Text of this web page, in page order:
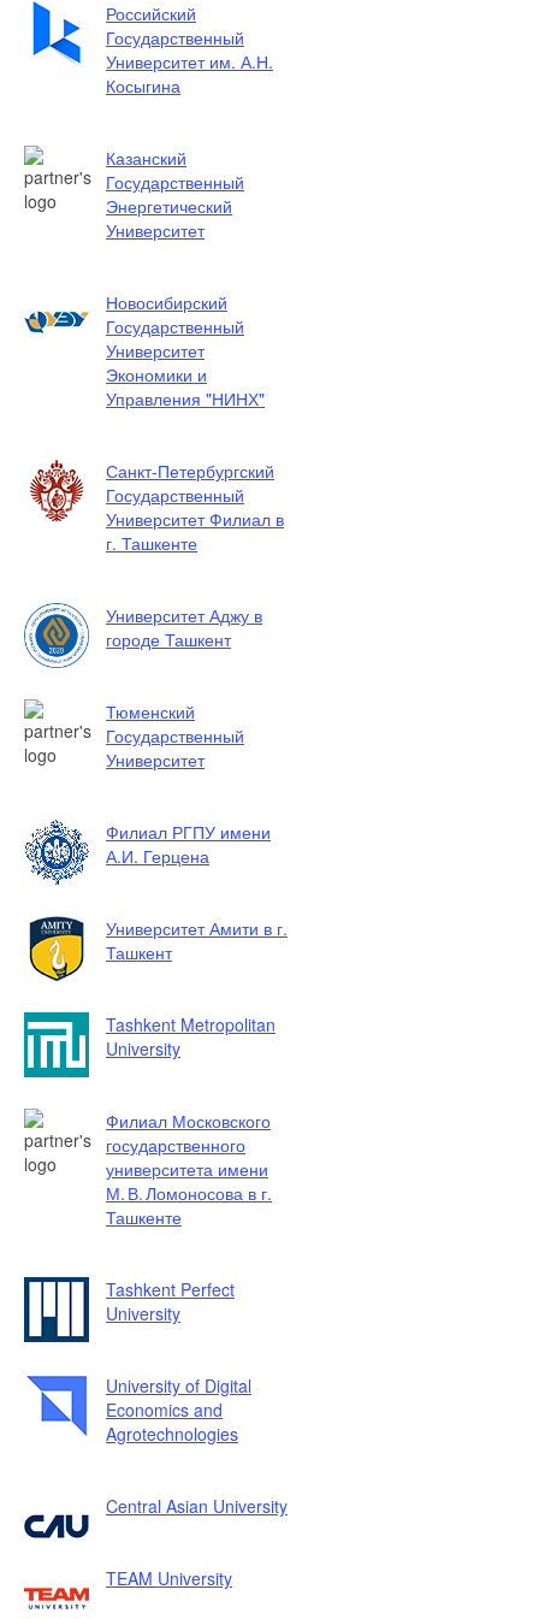
Российский
Государственный
Университет им. А.Н.
Косыгина
Казанский
Государственный
Энергетический
Университет
Новосибирский
Государственный
Университет
Экономики и
Управления "НИНХ"
Санкт-Петербургский
Государственный
Университет Филиал в
г. Ташкенте
Университет Аджу в
городе Ташкент
Тюменский
Государственный
Университет
Филиал РГПУ имени
А.И. Герцена
Университет Амити в г.
Ташкент
Tashkent Metropolitan
University
Филиал Московского
государственного
университета имени
М. В. Ломоносова в г.
Ташкенте
Tashkent Perfect
University
University of Digital
Economics and
Agrotechnologies
Central Asian University
TEAM University